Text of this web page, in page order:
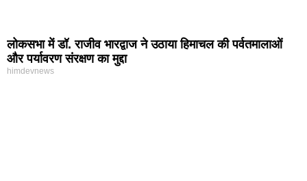
लोकसभा में डॉ. राजीव भारद्वाज ने उठाया हिमाचल की पर्वतमालाओं
और पर्यावरण संरक्षण का मुद्दा
himdevnews